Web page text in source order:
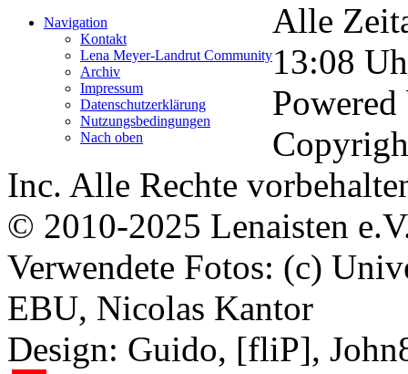
Navigation
Kontakt
Lena Meyer-Landrut Community
Archiv
Impressum
Datenschutzerklärung
Nutzungsbedingungen
Nach oben
Alle
13:08
Inc. Alle Rechte
© 2010-2025 Lenaisten
Verwendete Fotos: (c)
EBU, Nicolas Kantor
Design: Guido, [fliP],